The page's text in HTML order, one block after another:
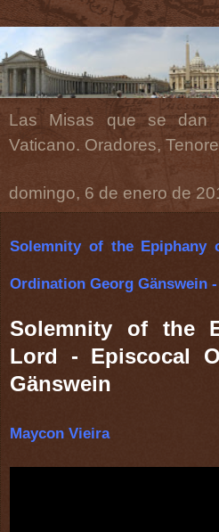
Las Misas que se dan
Vaticano. Oradores,
domingo, 6 de enero de
Solemnity of the Epiphany
Ordination Georg Gänswein -
Solemnity of the
Lord - Episcocal
Gänswein
Maycon Vieira